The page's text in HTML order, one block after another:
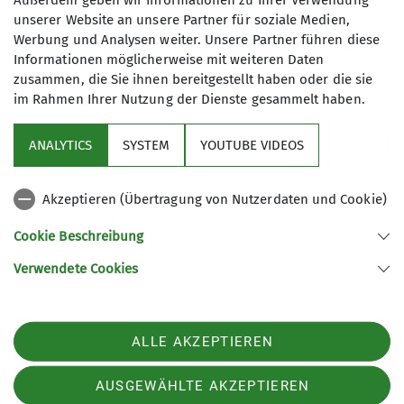
Fahrrad oder Kanu fort. Spiel, Spaß
und Abenteuer stehen an erster
Stelle!
Bei unseren mehrtägigen Ausflügen
kann die Kinderbetreuung zwischen
den Eltern aufgeteilt werden, sodass
die Erwachsenen auch mal
anspruchsvollere Bergtouren
unternehmen können, während die
Bedürfnisse der Kinder nahe der
Wir wollen unseren Kindern die
in unserer Umgebung näher bringen.
Jede Familie kann und soll sich selbst
aktiv mit Wünschen und Ideen
miteinbringen. Die Familiengruppe ist
30
Sektion
Programm
Sektion Sigmaringen des Deutschen Alpenvereins e.V.
Lindenstraße 25
88637 Leibertingen
Telefon +4915256221434
unserer Website an unsere Partner für soziale Medien,
Werbung und Analysen weiter. Unsere Partner führen diese
Informationen möglicherweise mit weiteren Daten
zusammen, die Sie ihnen bereitgestellt haben oder die sie
im Rahmen Ihrer Nutzung der Dienste gesammelt haben.
ANALYTICS SYSTEM YOUTUBE VIDEOS
Akzeptieren (Übertragung von Nutzerdaten und Cookie)
Cookie Beschreibung
Verwendete Cookies
ALLE AKZEPTIEREN
AUSGEWÄHLTE AKZEPTIEREN